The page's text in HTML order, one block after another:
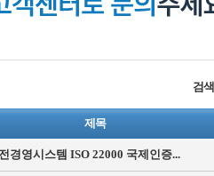
검색
제목
경영시스템 ISO 22000 국제인증...